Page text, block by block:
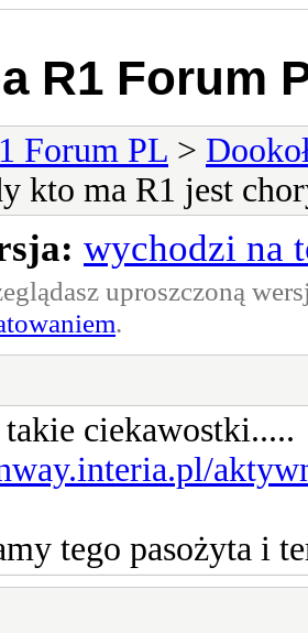
R1 Forum
Forum PL >
kto ma R1 jest
wychodzi na
uproszczoną
.
ciekawostki.....
tego pasożyta i